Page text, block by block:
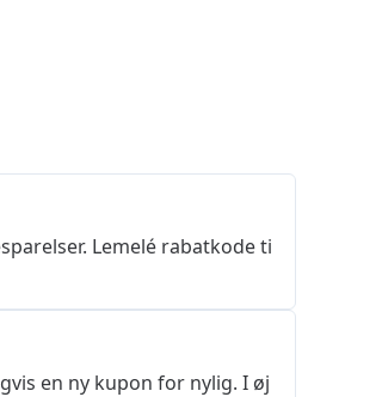
Lemelé rabatkode ti
en ny kupon for nylig. I øj